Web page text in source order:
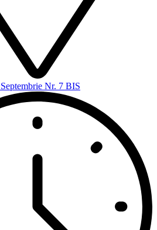
Nr. 7 BIS